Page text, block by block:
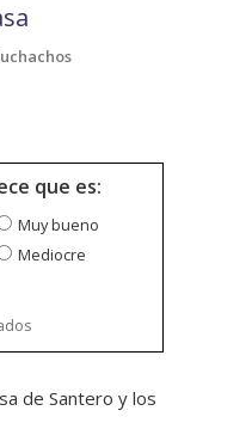
que es:
Muy bueno
Mediocre
de Santero y los